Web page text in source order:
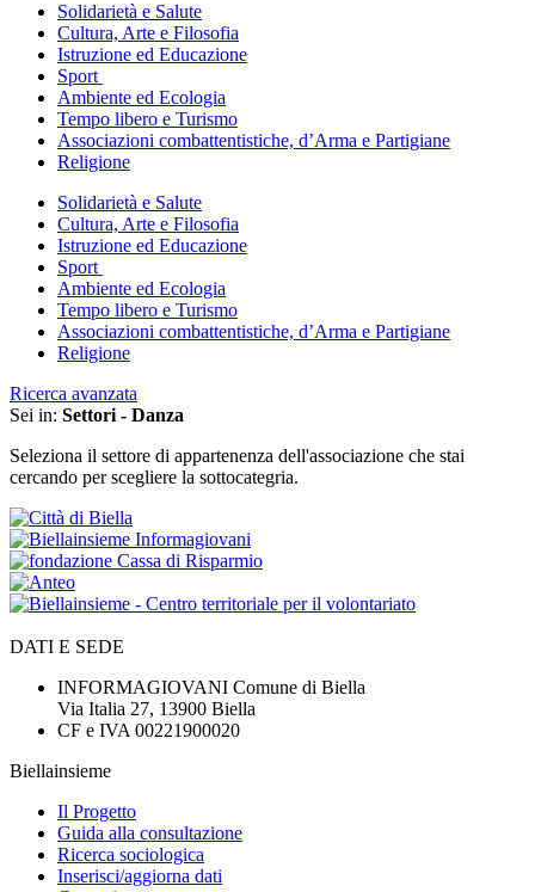
Solidarietà e Salute
Cultura, Arte e Filosofia
Istruzione ed Educazione
Sport
Ambiente ed Ecologia
Tempo libero e Turismo
Associazioni combattentistiche, d’Arma e Partigiane
Religione
Solidarietà e Salute
Cultura, Arte e Filosofia
Istruzione ed Educazione
Sport
Ambiente ed Ecologia
Tempo libero e Turismo
Associazioni combattentistiche, d’Arma e Partigiane
Religione
Ricerca avanzata
Sei in: Settori - Danza
Seleziona il settore di appartenenza dell'associazione che stai
cercando per scegliere la sottocategria.
DATI E SEDE
INFORMAGIOVANI Comune di Biella
Via Italia 27, 13900 Biella
CF e IVA 00221900020
Biellainsieme
Il Progetto
Guida alla consultazione
Ricerca sociologica
Inserisci/aggiorna dati